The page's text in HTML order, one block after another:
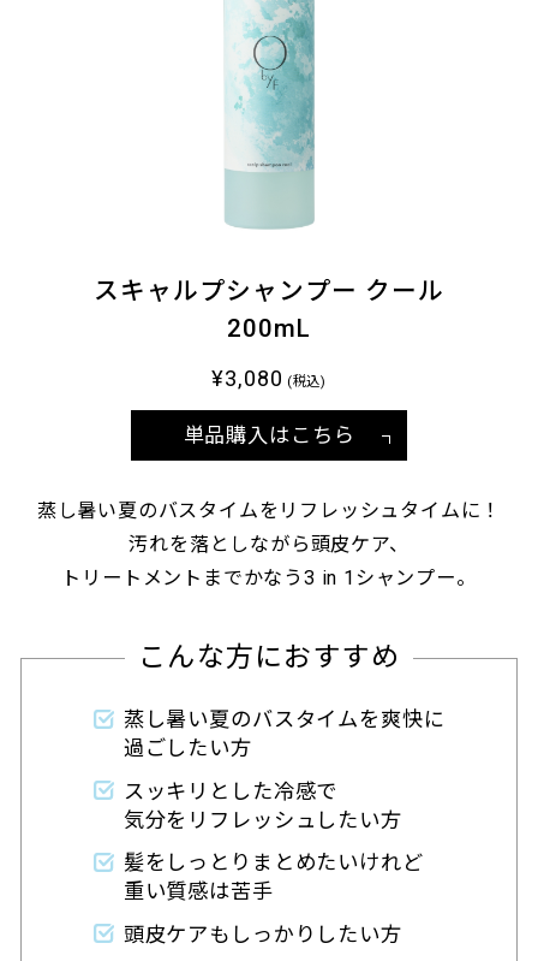
スキャルプシャンプー クール
200mL
¥3,080 (税込)
単品購入はこちら
蒸し暑い夏のバスタイムをリフレッシュタイムに！
汚れを落としながら頭皮ケア、
トリートメントまでかなう3 in 1シャンプー。
こんな方におすすめ
蒸し暑い夏のバスタイムを爽快に
過ごしたい方
スッキリとした冷感で
気分をリフレッシュしたい方
髪をしっとりまとめたいけれど
重い質感は苦手
頭皮ケアもしっかりしたい方